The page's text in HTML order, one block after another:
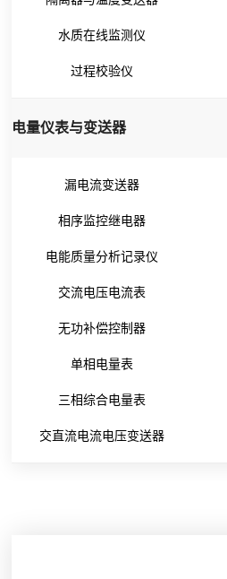
水质在线监测仪
过程校验仪
电量仪表与变送器
漏电流变送器
相序监控继电器
电能质量分析记录仪
交流电压电流表
无功补偿控制器
单相电量表
三相综合电量表
交直流电流电压变送器